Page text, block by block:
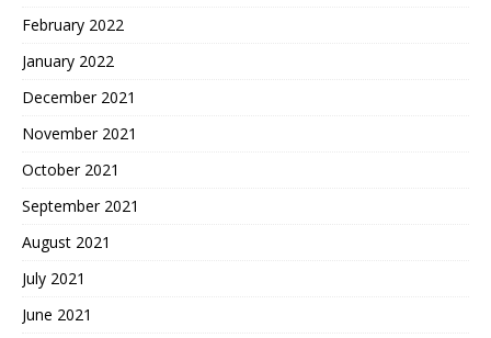
February 2022
January 2022
December 2021
November 2021
October 2021
September 2021
August 2021
July 2021
June 2021